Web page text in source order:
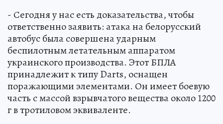
- Сегодня у нас есть доказательства, чтобы
ответственно заявить: атака на белорусский
автобус была совершена ударным
беспилотным летательным аппаратом
украинского производства. Этот БПЛА
принадлежит к типу Darts, оснащен
поражающими элементами. Он имеет боевую
часть с массой взрывчатого вещества около 1200
г в тротиловом эквиваленте.